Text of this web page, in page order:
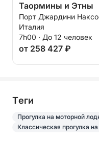
Таормины и Этны
Порт Джардини
Италия
7h00 · До 12 человек
от 258 427 ₽
Tеги
Прогулка на моторной
Классическая прогулка